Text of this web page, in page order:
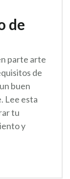
de
parte arte
de
buen
Lee esta
tu
y